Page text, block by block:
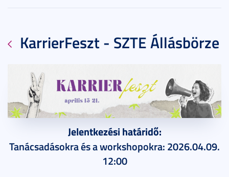
KarrierFeszt - SZTE Állásbörze
Jelentkezési határidő:
Tanácsadásokra és a workshopokra: 2026.04.09.
12:00